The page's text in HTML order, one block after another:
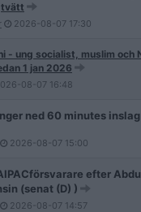
2026-08-07 17:30
- ung socialist, muslim och
1 jan 2026
08-07 16:48
ned 60 minutes
2026-08-07 15:00
efter
(senat (D) )
2026-08-07 14:57